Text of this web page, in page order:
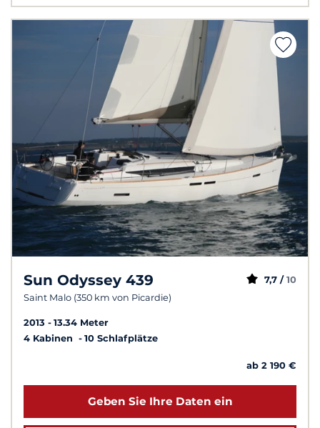
Sun Odyssey 439
Saint Malo (350 km von Picardie)
7,7 / 10
2013
13.34 Meter
4 Kabinen
10 Schlafplätze
ab 2 190 €
Geben Sie Ihre Daten ein